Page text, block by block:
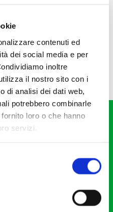
contenuti ed
dei social media e per
inoltre
il nostro sito con i
di analisi dei dati web,
potrebbero combinarle
loro o che hanno
servizi.